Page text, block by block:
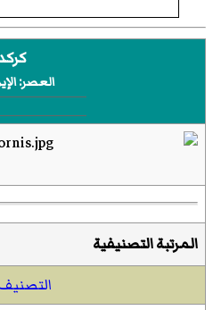
العصر:
المرتبة التصنيفية